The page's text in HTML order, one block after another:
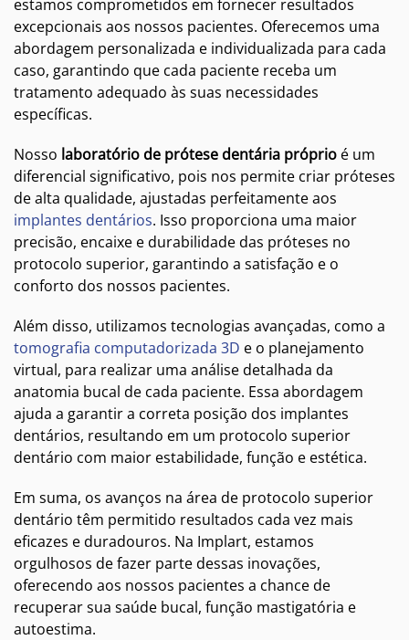
estamos comprometidos em fornecer resultados
excepcionais aos nossos pacientes. Oferecemos uma
abordagem personalizada e individualizada para cada
caso, garantindo que cada paciente receba um
tratamento adequado às suas necessidades
específicas.
Nosso laboratório de prótese dentária próprio é um
diferencial significativo, pois nos permite criar próteses
de alta qualidade, ajustadas perfeitamente aos
implantes dentários. Isso proporciona uma maior
precisão, encaixe e durabilidade das próteses no
protocolo superior, garantindo a satisfação e o
conforto dos nossos pacientes.
Além disso, utilizamos tecnologias avançadas, como a
tomografia computadorizada 3D e o planejamento
virtual, para realizar uma análise detalhada da
anatomia bucal de cada paciente. Essa abordagem
ajuda a garantir a correta posição dos implantes
dentários, resultando em um protocolo superior
dentário com maior estabilidade, função e estética.
Em suma, os avanços na área de protocolo superior
dentário têm permitido resultados cada vez mais
eficazes e duradouros. Na Implart, estamos
orgulhosos de fazer parte dessas inovações,
oferecendo aos nossos pacientes a chance de
recuperar sua saúde bucal, função mastigatória e
autoestima.